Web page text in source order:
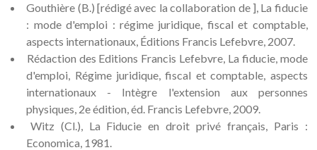
Gouthière (B.) [rédigé avec la collaboration de ], La fiducie
: mode d'emploi : régime juridique, fiscal et comptable,
aspects internationaux, Éditions Francis Lefebvre, 2007.
Rédaction des Editions Francis Lefebvre, La fiducie, mode
d'emploi, Régime juridique, fiscal et comptable, aspects
internationaux - Intègre l'extension aux personnes
physiques, 2e édition, éd. Francis Lefebvre, 2009.
Witz (Cl.), La Fiducie en droit privé français, Paris :
Economica, 1981.